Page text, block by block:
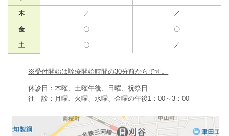
木 ／ ／
金 〇 〇
土 〇 ／
※受付開始は診療開始時間の30分前からです。
休診日：木曜、土曜午後、日曜、祝祭日
往 診：月曜、火曜、水曜、金曜の午後1：00～3：00